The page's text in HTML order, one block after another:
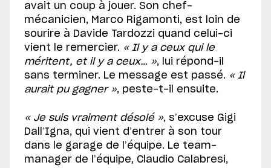
avait un coup à jouer. Son chef-
mécanicien, Marco Rigamonti, est loin de
sourire à Davide Tardozzi quand celui-ci
vient le remercier. « Il y a ceux qui le
méritent, et il y a ceux… », lui répond-il
sans terminer. Le message est passé. « Il
aurait pu gagner », peste-t-il ensuite.
« Je suis vraiment désolé », s’excuse Gigi
Dall’Igna, qui vient d’entrer à son tour
dans le garage de l’équipe. Le team-
manager de l’équipe, Claudio Calabresi,